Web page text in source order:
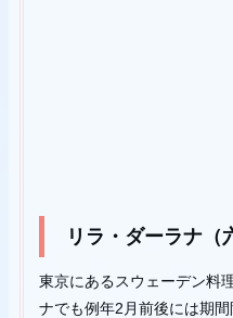
リラ・ダーラナ（
東京にあるスウェーデン料
ナでも例年2月前後には期